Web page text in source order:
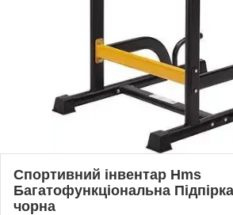
Спортивний інвентар Hms
Багатофункціональна
чорна